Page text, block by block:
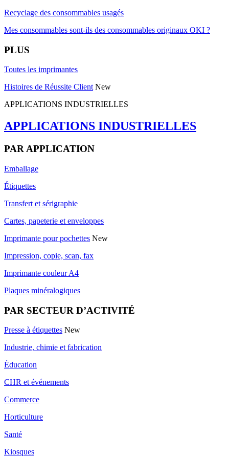
Recyclage des consommables usagés
Mes consommables sont-ils des consommables originaux OKI ?
PLUS
Toutes les imprimantes
Histoires de Réussite Client New
APPLICATIONS INDUSTRIELLES
APPLICATIONS INDUSTRIELLES
PAR APPLICATION
Emballage
Étiquettes
Transfert et sérigraphie
Cartes, papeterie et enveloppes
Imprimante pour pochettes New
Impression, copie, scan, fax
Imprimante couleur A4
Plaques minéralogiques
PAR SECTEUR D’ACTIVITÉ
Presse à étiquettes New
Industrie, chimie et fabrication
Éducation
CHR et événements
Commerce
Horticulture
Santé
Kiosques